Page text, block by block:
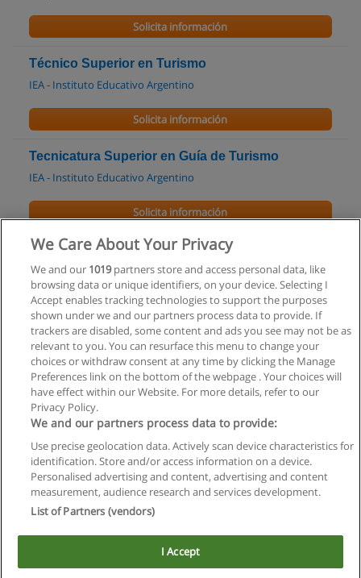
Solicita información
Técnico Superior en Turismo
IEA - Instituto Educativo Argentino
Solicita información
Tecnicatura Superior en Guía de Turismo
IEA - Instituto Educativo Argentino
Solicita información
Tecnicatura Superior en Guía y Coordinador de
Viajes Turísticos
IEA - Instituto Educativo Argentino
Solicita información
Privacidad de datos
Contactar con Educaedu
Copyright © Educaedu Business S.L. - CIF : B-95610580: -
We Care About Your Privacy
We and our 1019partners store and access personal data, like
browsing data or unique identifiers, on your device. Selecting I
Accept enables tracking technologies to support the purposes
shown under we and our partners process data to provide. If
trackers are disabled, some content and ads you see may not be as
relevant to you. You can resurface this menu to change your
choices or withdraw consent at any time by clicking the Manage
Preferences link on the bottom of the webpage . Your choices will
have effect within our Website. For more details, refer to our
Privacy Policy.
We and our partners process data to provide:
Use precise geolocation data. Actively scan device characteristics for
identification. Store and/or access information on a device.
Personalised advertising and content, advertising and content
measurement, audience research and services development.
List of Partners (vendors)
I Accept